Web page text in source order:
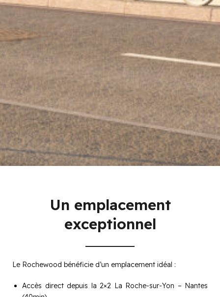
Un emplacement
exceptionnel
Le Rochewood bénéficie d’un emplacement idéal :
Accès direct depuis la 2×2 La Roche-sur-Yon – Nantes